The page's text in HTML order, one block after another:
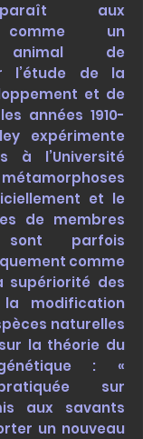
aux
comme un
animal de
l’étude de la
et de
années 1910-
expérimente
à l’Université
et le
de membres
sont parfois
comme
supériorité des
modification
naturelles
la théorie du
: «
sur
aux savants
un nouveau